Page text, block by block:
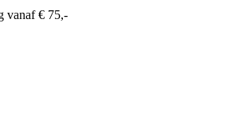
vanaf € 75,-